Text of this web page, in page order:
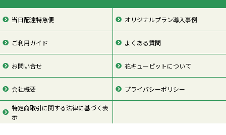
当日配達特急便 オリジナルプラン導入事例
ご利用ガイド よくある質問
お問い合せ 花キューピットについて
会社概要 プライバシーポリシー
特定商取引に関する法律に基づく表
示